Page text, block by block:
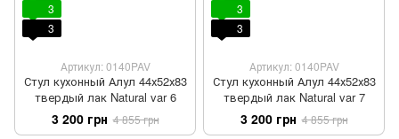
3
3
Артикул: 0140PAV
Стул кухонный Алул 44х52х83
твердый лак Natural var 6
3 200 грн 4 855 грн
3
3
Артикул: 0140PAV
Стул кухонный Алул 44х52х83
твердый лак Natural var 7
3 200 грн 4 855 грн